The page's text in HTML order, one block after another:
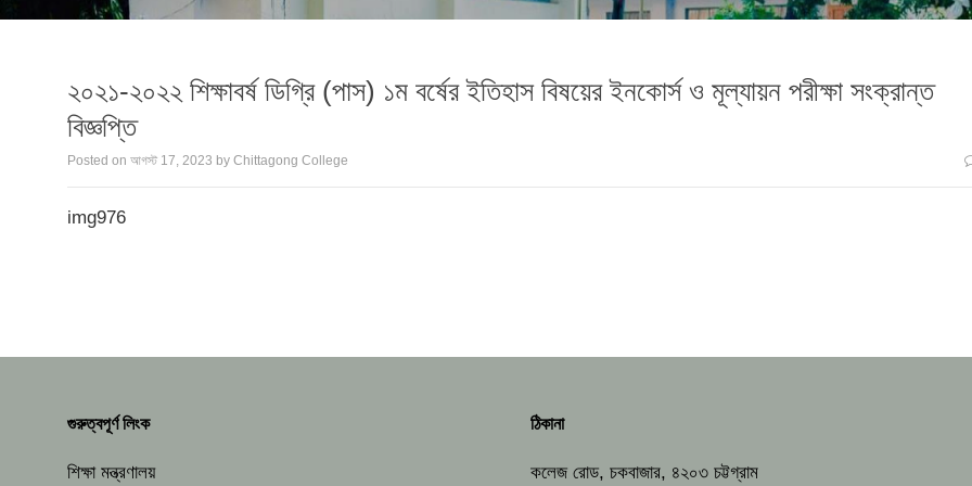
২০২১-২০২২ শিক্ষাবর্ষ ডিগ্রি (পাস) ১ম বর্ষের ইতিহাস বিষয়ের ইনকোর্স ও মূল্যায়ন পরীক্ষা সংক্রান্ত
বিজ্ঞপ্তি
Posted on আগস্ট 17, 2023 by Chittagong College
img976
গুরুত্বপূর্ণ লিংক
শিক্ষা মন্ত্রণালয়
ঠিকানা
কলেজ রোড, চকবাজার, ৪২০৩ চট্টগ্রাম